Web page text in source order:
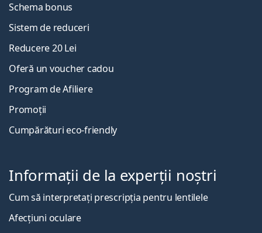
Schema bonus
Sistem de reduceri
Reducere 20 Lei
Oferă un voucher cadou
Program de Afiliere
Promoții
Cumpărături eco-friendly
Informații de la experții noștri
Cum să interpretați prescripția pentru lentilele
Afecțiuni oculare